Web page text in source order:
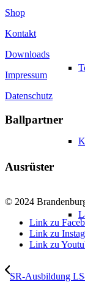
Shop
Kontakt
Downloads
Impressum
Datenschutz
Ballpartner
Ausrüster
© 2024
Link zu
Link zu
Link zu
SR-Ausbildung